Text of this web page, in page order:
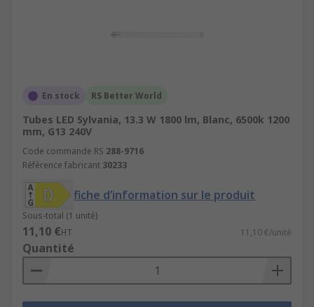
En stock RS Better World
Tubes LED Sylvania, 13.3 W 1800 lm, Blanc, 6500k 1200
mm, G13 240V
Code commande RS 288-9716
Référence fabricant 30233
fiche d’information sur le produit
Sous-total (1 unité)
11,10 €HT 11,10 €/unité
Quantité